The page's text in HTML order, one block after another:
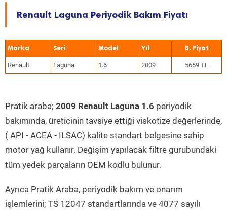
Renault Laguna Periyodik Bakım Fiyatı
Marka Seri Model Yıl
Renault Laguna 1.6 2009 5659 TL
Pratik araba; 2009 Renault Laguna 1.6 periyodik
bakımında, üreticinin tavsiye ettiği viskotize değerlerinde,
( API - ACEA - ILSAC) kalite standart belgesine sahip
motor yağ kullanır. Değişim yapılacak filtre gurubundaki
tüm yedek parçaların OEM kodlu bulunur.
Ayrıca Pratik Araba, periyodik bakım ve onarım
işlemlerini; TS 12047 standartlarında ve 4077 sayılı